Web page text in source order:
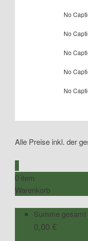
No
No
No
No
No
Alle Preise inkl. der
0 item
Warenkorb
Summe gesamt
0,00 €